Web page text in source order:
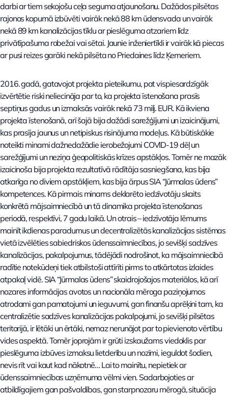
darbi ar tiem sekojošu ceļa seguma atjaunošanu. Dažādos pilsētas
rajonos kopumā izbūvēti vairāk nekā 88 km ūdensvada un vairāk
nekā 89 km kanalizācijas tīklu ar pieslēguma atzariem līdz
privātīpašuma robežai vai sētai. Jaunie inženiertīkli ir vairāk kā piecas
ar pusi reizes garāki nekā pilsēta no Priedaines līdz Ķemeriem.
2016. gadā, gatavojot projekta pieteikumu, pat vispiesardzīgāk
izvērtētie riski neliecināja par to, ka projekta īstenošana prasīs
septiņus gadus un izmaksās vairāk nekā 73 milj. EUR. Kā ikviena
projekta īstenošanā, arī šajā bija dažādi sarežģījumi un izaicinājumi,
kas prasīja jaunus un netipiskus risinājuma modeļus. Kā būtiskākie
noteikti minami dažnedažādie ierobežojumi COVID-19 dēļ un
sarežģījumi un neziņa ģeopolitiskās krīzes apstākļos. Tomēr ne mazāk
izaicinoša bija projekta rezultatīvā rādītāja sasniegšana, kas bija
atkarīga no diviem apstākļiem, kas bija ārpus SIA “Jūrmalas ūdens”
kompetences. Kā pirmais minams deklarēto iedzīvotāju skaits
konkrētā mājsaimniecībā un tā dinamika projekta īstenošanas
periodā, respektīvi, 7 gadu laikā. Un otrais – iedzīvotāja lēmums
mainīt ikdienas paradumus un decentralizētās kanalizācijas sistēmas
vietā izvēlēties sabiedriskos ūdenssaimniecības, jo sevišķi sadzīves
kanalizācijas, pakalpojumus, tādējādi nodrošinot, ka mājsaimniecībā
radītie notekūdeņi tiek atbilstoši attīrīti pirms to atkārtotas izlaides
atpakaļ vidē. SIA “Jūrmalas ūdens” skaidrojošajos materiālos, kā arī
nozares informācijas avotos un nacionāla mēroga paziņojumos
atrodami gan pamatojumi un ieguvumi, gan finanšu aprēķini tam, ka
centralizētie sadzīves kanalizācijas pakalpojumi, jo sevišķi pilsētas
teritorijā, ir lētāki un ērtāki, nemaz nerunājot par to pievienoto vērtību
vides aspektā. Tomēr joprojām ir grūti izskaužams viedoklis par
pieslēguma izbūves izmaksu lietderību un nozīmi, ieguldot šodien,
nevis rīt vai kaut kad nākotnē… Lai to mainītu, nepietiek ar
ūdenssaimniecības uzņēmuma vēlmi vien. Sadarbojoties ar
atbildīgajiem gan pašvaldības, gan starpnozaru mērogā, situācija